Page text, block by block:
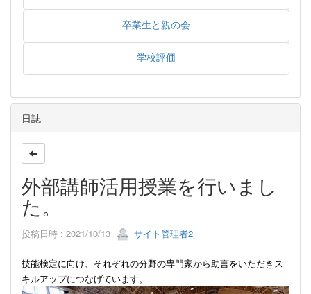
卒業生と親の会
学校評価
日誌
外部講師活用授業を行いまし
た。
投稿日時 : 2021/10/13 サイト管理者2
技能検定に向け、それぞれの分野の専門家から助言をいただきス
キルアップにつなげています。